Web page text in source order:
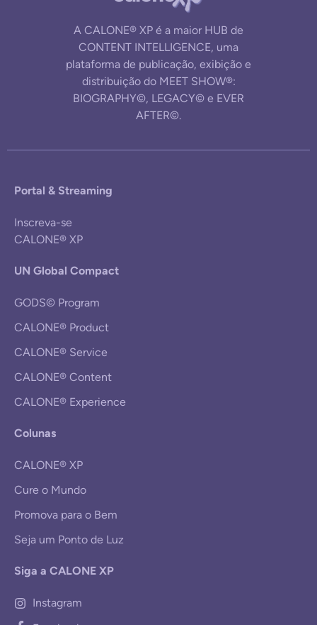
A CALONE® XP é a maior HUB de
CONTENT INTELLIGENCE, uma
plataforma de publicação, exibição e
distribuição do MEET SHOW®:
BIOGRAPHY©, LEGACY© e EVER
AFTER©.
Portal & Streaming
Inscreva-se
CALONE® XP
UN Global Compact
GODS© Program
CALONE® Product
CALONE® Service
CALONE® Content
CALONE® Experience
Colunas
CALONE® XP
Cure o Mundo
Promova para o Bem
Seja um Ponto de Luz
Siga a CALONE XP
Instagram